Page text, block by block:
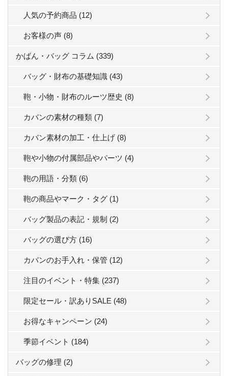
人気の予約商品 (12)
お客様の声 (8)
かばん・バッグ コラム (339)
バッグ・財布の基礎知識 (43)
鞄・小物・財布のルーツ歴史 (8)
カバンの素材の種類 (7)
カバン素材の加工・仕上げ (8)
鞄や小物の付属部品やパーツ (4)
鞄の用語・分類 (6)
鞄の商品やマーク・タグ (1)
バッグ製品の表記・規制 (2)
バッグの選び方 (16)
カバンのお手入れ・保管 (12)
注目のイベント・特集 (237)
限定セール・訳ありSALE (48)
お得なキャンペーン (24)
季節イベント (184)
バッグの修理 (2)